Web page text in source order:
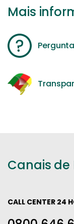
Mais
Canais
CALL CENTER 24